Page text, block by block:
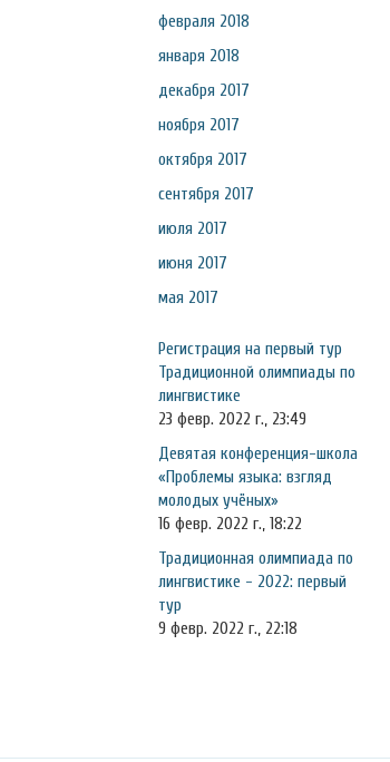
февраля 2018
января 2018
декабря 2017
ноября 2017
октября 2017
сентября 2017
июля 2017
июня 2017
мая 2017
Регистрация на первый тур
Традиционной олимпиады по
лингвистике
23 февр. 2022 г., 23:49
Девятая конференция-школа
«Проблемы языка: взгляд
молодых учёных»
16 февр. 2022 г., 18:22
Традиционная олимпиада по
лингвистике - 2022: первый
тур
9 февр. 2022 г., 22:18